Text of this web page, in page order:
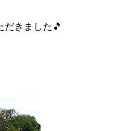
だきました🎵